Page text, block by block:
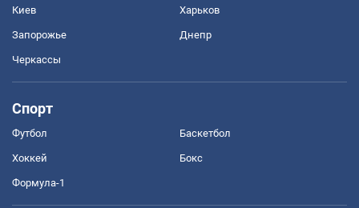
Киев Харьков
Запорожье Днепр
Черкассы
Спорт
Футбол Баскетбол
Хоккей Бокс
Формула-1